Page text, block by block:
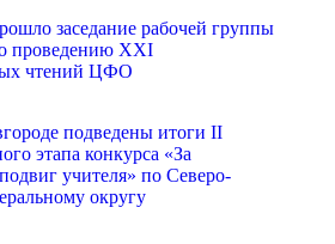
заседание рабочей группы
проведению XXI
чтений ЦФО
подведены итоги II
этапа конкурса «За
учителя» по Северо-
округу